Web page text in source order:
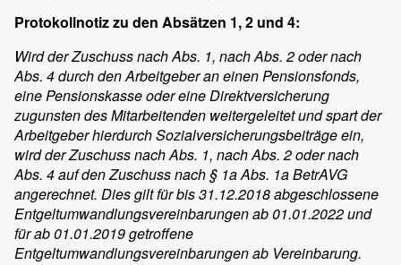
Protokollnotiz zu den Absätzen 1, 2 und 4:
Wird der Zuschuss nach Abs. 1, nach Abs. 2 oder nach
Abs. 4 durch den Arbeitgeber an einen Pensionsfonds,
eine Pensionskasse oder eine Direktversicherung
zugunsten des Mitarbeitenden weitergeleitet und spart der
Arbeitgeber hierdurch Sozialversicherungsbeiträge ein,
wird der Zuschuss nach Abs. 1, nach Abs. 2 oder nach
Abs. 4 auf den Zuschuss nach § 1a Abs. 1a BetrAVG
angerechnet. Dies gilt für bis 31.12.2018 abgeschlossene
Entgeltumwandlungsvereinbarungen ab 01.01.2022 und
für ab 01.01.2019 getroffene
Entgeltumwandlungsvereinbarungen ab Vereinbarung.